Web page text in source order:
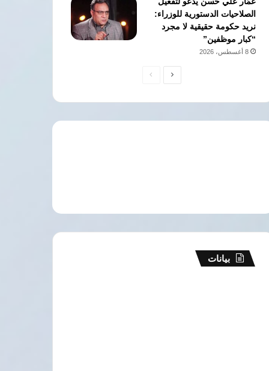
الصلاحيات الدستورية للوزراء:
نريد حكومة حقيقية لا مجرد
“كبار موظفين”
8 أغسطس، 2026
الصفحةالصفحة
بيانات